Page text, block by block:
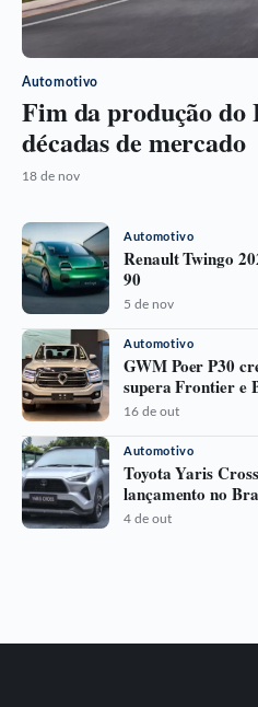
Automotivo
Fim da produção do
décadas de mercado
18 de nov
Automotivo
Renault Twingo
90
5 de nov
Automotivo
GWM Poer P30
supera Frontier e
16 de out
Automotivo
Toyota Yaris
lançamento no
4 de out